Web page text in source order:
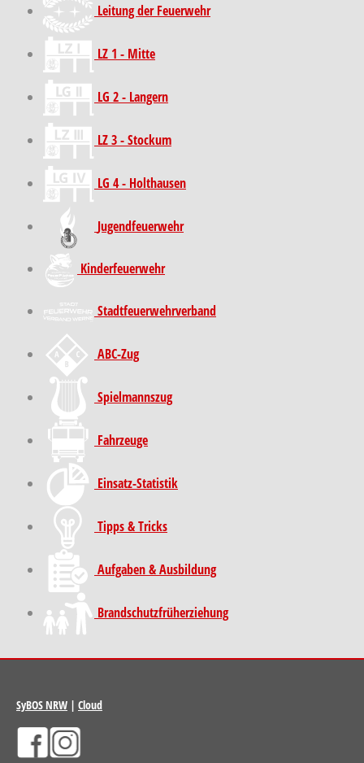
Leitung der Feuerwehr
LZ 1 - Mitte
LG 2 - Langern
LZ 3 - Stockum
LG 4 - Holthausen
Jugendfeuerwehr
Kinder­feuer­wehr
Stadt­feuer­wehr­verband
ABC-Zug
Spielmannszug
Fahrzeuge
Einsatz-Statistik
Tipps & Tricks
Aufgaben & Ausbildung
Brand­schutz­früh­erziehung
SyBOS NRW | Cloud